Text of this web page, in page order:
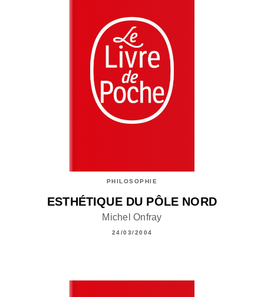
PHILOSOPHIE
ESTHÉTIQUE DU PÔLE NORD
Michel Onfray
24/03/2004